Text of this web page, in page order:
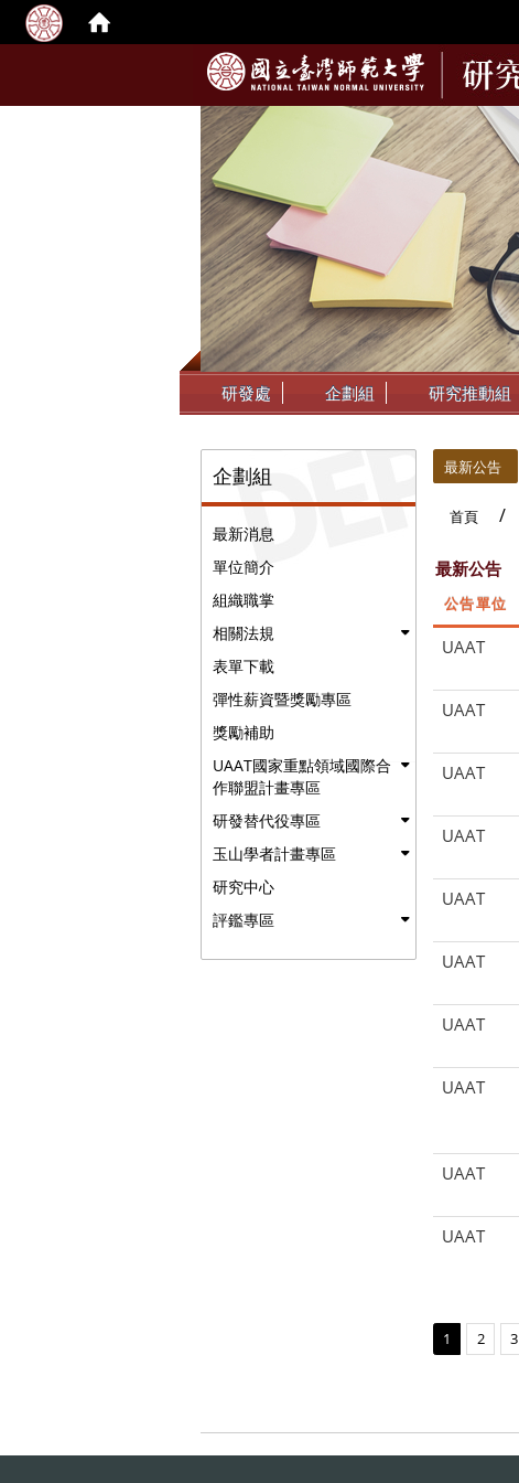
::: 研發處 企劃組 研究推動組
企劃組
最新消息
單位簡介
組織職掌
相關法規
表單下載
彈性薪資暨獎勵專區
獎勵補助
UAAT國家重點領域國際合
作聯盟計畫專區
研發替代役專區
玉山學者計畫專區
研究中心
評鑑專區
最新公告
首頁
最新公告
公告單位
UAAT
UAAT
UAAT
UAAT
UAAT
UAAT
UAAT
UAAT
UAAT
UAAT
1 2 3